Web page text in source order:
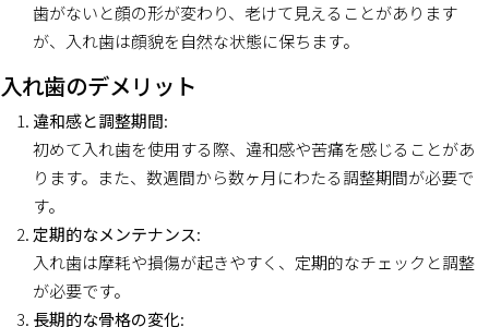
歯がないと顔の形が変わり、老けて見えることがあります
が、入れ歯は顔貌を自然な状態に保ちます。
入れ歯のデメリット
違和感と調整期間:
初めて入れ歯を使用する際、違和感や苦痛を感じることがあ
ります。また、数週間から数ヶ月にわたる調整期間が必要で
す。
定期的なメンテナンス:
入れ歯は摩耗や損傷が起きやすく、定期的なチェックと調整
が必要です。
長期的な骨格の変化: